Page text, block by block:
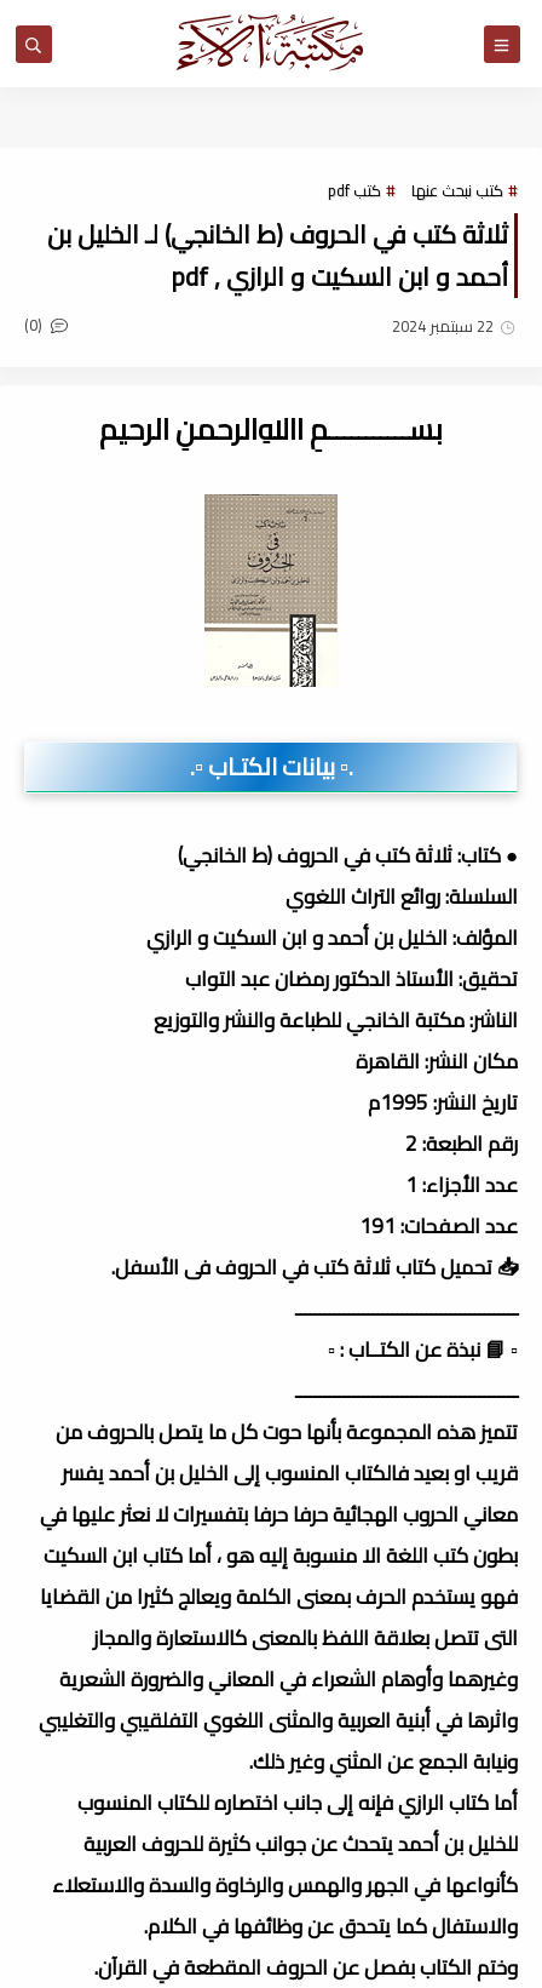
كتب نبحث عنها كتب pdf
ثلاثة كتب في الحروف (ط الخانجي) لـ الخليل بن
أحمد و ابن السكيت و الرازي , pdf
22 سبتمبر 2024 (0)
بســـــــــــمِ اﷲِالرحمنِ الرحيم
.▫️ بيانات الكتـاب ▫️.
● كتاب: ثلاثة كتب في الحروف (ط الخانجي)
السلسلة: روائع التراث اللغوي
المؤلف: الخليل بن أحمد و ابن السكيت و الرازي
تحقيق: الأستاذ الدكتور رمضان عبد التواب
الناشر: مكتبة الخانجي للطباعة والنشر والتوزيع
مكان النشر: القاهرة
تاريخ النشر: 1995م
رقم الطبعة: 2
عدد الأجزاء: 1
عدد الصفحات: 191
📥 تحميل كتاب ثلاثة كتب في الحروف فى الأسفل.
ــــــــــــــــــــــــــــــــــــــــــــــ
▫️ 📘 نبذة عن الكتــاب : ▫️
ــــــــــــــــــــــــــــــــــــــــــــــ
تتميز هذه المجموعة بأنها حوت كل ما يتصل بالحروف من
قريب او بعيد فالكتاب المنسوب إلى الخليل بن أحمد يفسر
معاني الحروب الهجائية حرفا حرفا بتفسيرات لا نعثر عليها في
بطون كتب اللغة الا منسوبة إليه هو ، أما كتاب ابن السكيت
فهو يستخدم الحرف بمعنى الكلمة ويعالج كثيرا من القضايا
التى تتصل بعلاقة اللفظ بالمعنى كالاستعارة والمجاز
وغيرهما وأوهام الشعراء في المعاني والضرورة الشعرية
واثرها في أبنية العربية والمثنى اللغوي التفلقيبي والتغليبي
ونيابة الجمع عن المثني وغير ذلك.
أما كتاب الرازي فإنه إلى جانب اختصاره للكتاب المنسوب
للخليل بن أحمد يتحدث عن جوانب كثيرة للحروف العربية
كأنواعها في الجهر والهمس والرخاوة والسدة والاستعلاء
والاستفال كما يتحدق عن وظائفها في الكلام.
وختم الكتاب بفصل عن الحروف المقطعة في القرآن.